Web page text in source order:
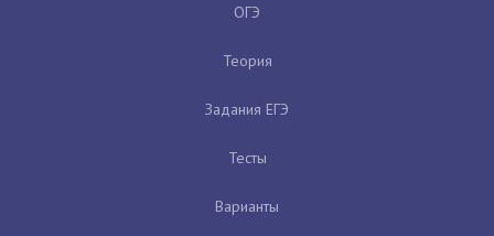
ОГЭ
Теория
Задания ЕГЭ
Тесты
Варианты